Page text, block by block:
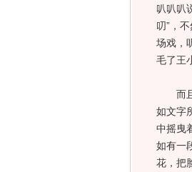
叭叭叭
叨”，
场戏，
毛了王
而且
如文字
中摇曳
如有一
花，把